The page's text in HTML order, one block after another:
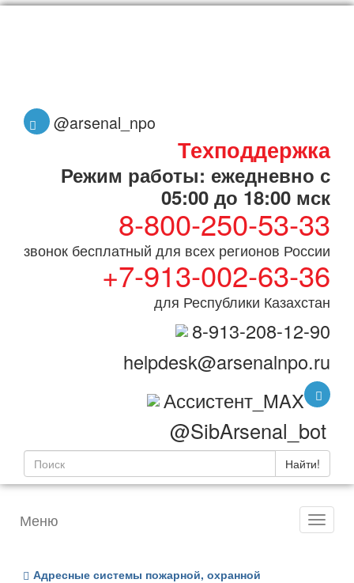
@arsenal_npo
Техподдержка
Режим работы: ежедневно с
05:00 до 18:00 мск
8-800-250-53-33
звонок бесплатный для всех регионов России
+7-913-002-63-36
для Республики Казахстан
8-913-208-12-90
helpdesk@arsenalnpo.ru
Ассистент_MAX
@SibArsenal_bot
Найти!
Меню
Адресные системы пожарной, охранной